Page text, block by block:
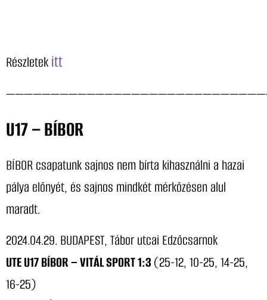
Részletekitt
U17 – BÍBOR
BÍBOR csapatunk sajnos nem bírta kihasználni a hazai
pálya előnyét, és sajnos mindkét mérkőzésen alul
maradt.
2024.04.29. BUDAPEST, Tábor utcai Edzőcsarnok
UTE U17 BÍBOR – VITÁL SPORT 1:3(25-12, 10-25, 14-25,
16-25)